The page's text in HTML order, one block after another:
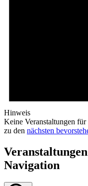
Hinweis
Keine Veranstaltungen
zu den nächsten
Navigation